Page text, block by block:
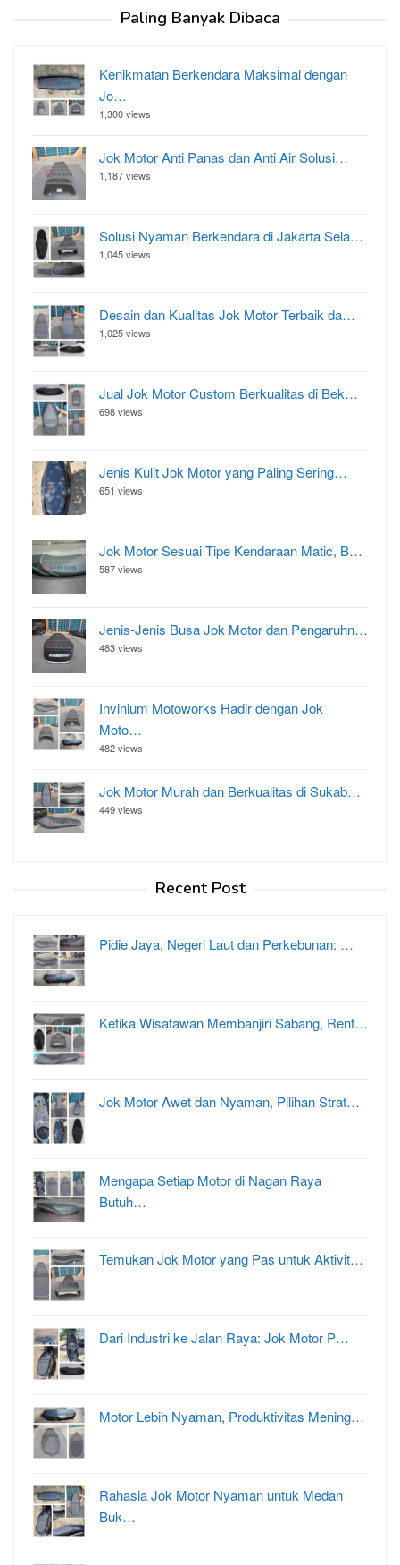
Paling Banyak Dibaca
Kenikmatan Berkendara Maksimal dengan
Jo…
1,300 views
Jok Motor Anti Panas dan Anti Air Solusi…
1,187 views
Solusi Nyaman Berkendara di Jakarta Sela…
1,045 views
Desain dan Kualitas Jok Motor Terbaik da…
1,025 views
Jual Jok Motor Custom Berkualitas di Bek…
698 views
Jenis Kulit Jok Motor yang Paling Sering…
651 views
Jok Motor Sesuai Tipe Kendaraan Matic, B…
587 views
Jenis-Jenis Busa Jok Motor dan Pengaruhn…
483 views
Invinium Motoworks Hadir dengan Jok
Moto…
482 views
Jok Motor Murah dan Berkualitas di Sukab…
449 views
Recent Post
Pidie Jaya, Negeri Laut dan Perkebunan: …
Ketika Wisatawan Membanjiri Sabang, Rent…
Jok Motor Awet dan Nyaman, Pilihan Strat…
Mengapa Setiap Motor di Nagan Raya
Butuh…
Temukan Jok Motor yang Pas untuk Aktivit…
Dari Industri ke Jalan Raya: Jok Motor P…
Motor Lebih Nyaman, Produktivitas Mening…
Rahasia Jok Motor Nyaman untuk Medan
Buk…